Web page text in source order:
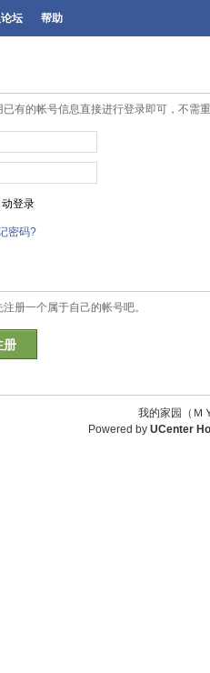
坛 帮助
有的帐号信息直接进行登录即可，不需
登录
密码?
册一个属于自己的帐号吧。
册
我的家园（
Powered by UCenter